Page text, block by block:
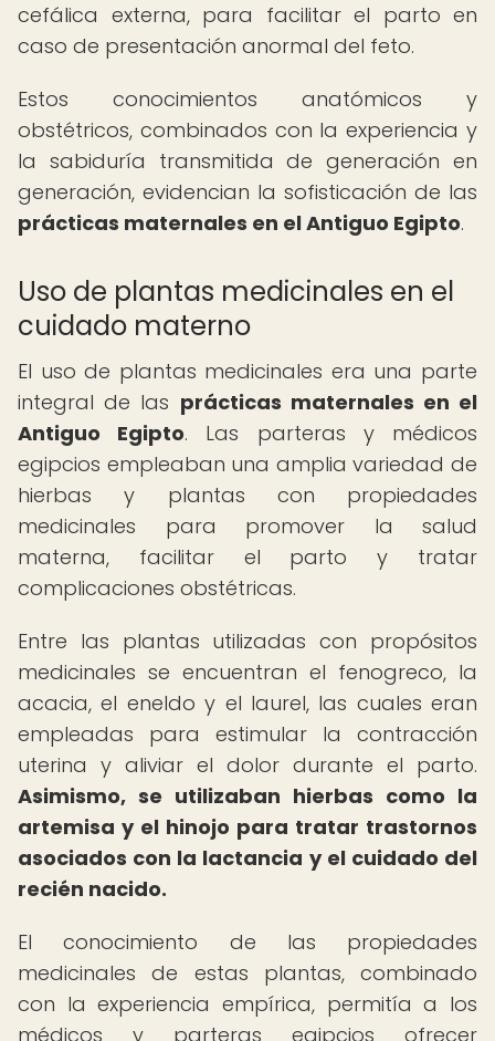
cefálica externa, para facilitar el parto en
caso de presentación anormal del feto.
Estos conocimientos anatómicos y
obstétricos, combinados con la experiencia y
la sabiduría transmitida de generación en
generación, evidencian la sofisticación de las
prácticas maternales en el Antiguo Egipto.
Uso de plantas medicinales en el
cuidado materno
El uso de plantas medicinales era una parte
integral de las prácticas maternales en el
Antiguo Egipto. Las parteras y médicos
egipcios empleaban una amplia variedad de
hierbas y plantas con propiedades
medicinales para promover la salud
materna, facilitar el parto y tratar
complicaciones obstétricas.
Entre las plantas utilizadas con propósitos
medicinales se encuentran el fenogreco, la
acacia, el eneldo y el laurel, las cuales eran
empleadas para estimular la contracción
uterina y aliviar el dolor durante el parto.
Asimismo, se utilizaban hierbas como la
artemisa y el hinojo para tratar trastornos
asociados con la lactancia y el cuidado del
recién nacido.
El conocimiento de las propiedades
medicinales de estas plantas, combinado
con la experiencia empírica, permitía a los
médicos y parteras egipcios ofrecer